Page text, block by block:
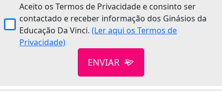
Aceito os Termos de Privacidade e consinto ser
contactado e receber informação dos Ginásios da
Educação Da Vinci.(Ler aqui os Termos de
Privacidade)
ENVIAR